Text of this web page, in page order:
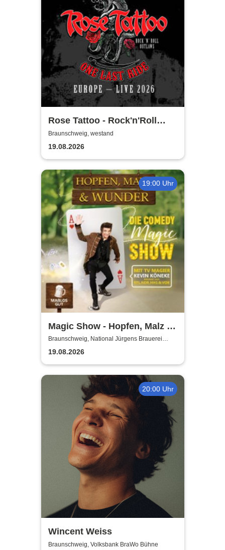
Rose Tattoo - Rock'n'Roll
Outlaws – One Last Ride
Braunschweig, westand
19.08.2026
19:00 Uhr
Magic Show - Hopfen, Malz &
Wunder - Kevin Köneke
Braunschweig, National Jürgens Brauerei
GmbH
19.08.2026
20:00 Uhr
Wincent Weiss
Braunschweig, Volksbank BraWo Bühne